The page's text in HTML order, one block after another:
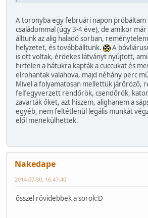
A toronyba egy februári napon próbáltam
családommal (úgy 3-4 éve), de amikor
álltunk az alig haladó sorban,
helyzetet, és továbbálltunk.
A
is ott voltak, érdekes látványt nyújtott,
hirtelen a hátukra kapták a cuccukat és
elrohantak valahova, majd néhány perc
Mivel a folyamatosan mellettük járőröző,
felfegyverzett rendőrök, csendőrök,
zavarták őket, azt hiszem, alighanem a
egyéb, nem feltétlenül legális munkát
elől menekülhettek.
Nakedape
2014-07-30, 16:47:40
ősszel rövidebbek a sorok:D